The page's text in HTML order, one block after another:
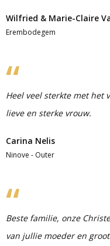
Wilfried & Marie-Claire
Erembodegem
Heel veel sterkte met het
lieve en sterke vrouw.
Carina Nelis
Ninove - Outer
Beste familie, onze
van jullie moeder en